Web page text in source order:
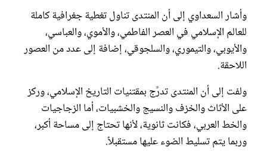
وأشار السعداوي إلى أن المنتدى تناول تغطية جغرافية كاملة
للعالم الإسلامي في العصر الفاطمي، والأموي، والعباسي،
والأيوبي، والتيموري، والسلجوقي، إضافة إلى عدد من العصور
اللاحقة.
ولفت إلى أن المنتدى تدرَّج بمقتنيات التاريخ الإسلامي، وركز
على الأثاث والخزف والنسيج والخشبيات، أما الزجاجيات
والخط العربي، فكانت ثانوية، لأنها تحتاج إلى مساحة أكبر،
وربما يتم تسليط الضوء عليها مستقبلاً.